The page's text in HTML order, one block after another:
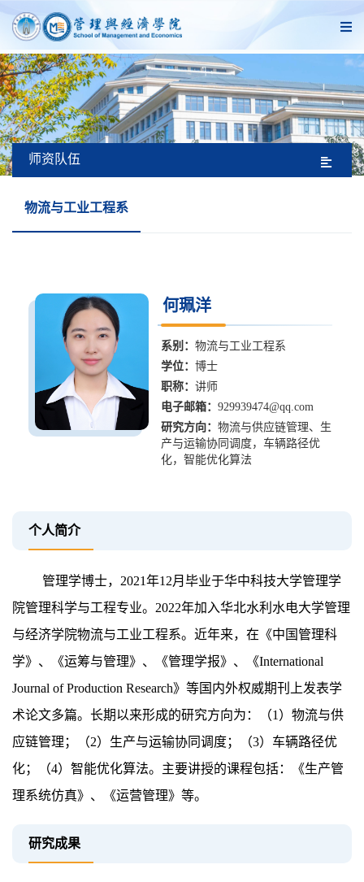
师资队伍
物流与工业工程系
何珮洋
系别： 物流与工业工程系
学位： 博士
职称： 讲师
电子邮箱： 929939474@qq.com
研究方向： 物流与供应链管理、生
产与运输协同调度，车辆路径优
化，智能优化算法
个人简介
管理学博士，2021年12月毕业于华中科技大学管理学
院管理科学与工程专业。2022年加入华北水利水电大学管理
与经济学院物流与工业工程系。近年来，在《中国管理科
学》、《运筹与管理》、《管理学报》、《International
Journal of Production Research》等国内外权威期刊上发表学
术论文多篇。长期以来形成的研究方向为：（1）物流与供
应链管理；（2）生产与运输协同调度；（3）车辆路径优
化；（4）智能优化算法。主要讲授的课程包括：《生产管
理系统仿真》、《运营管理》等。
研究成果